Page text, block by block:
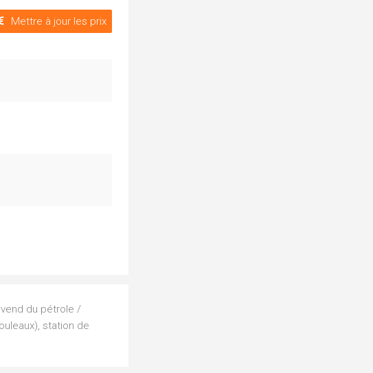
Mettre à jour les prix
vend du pétrole /
station de